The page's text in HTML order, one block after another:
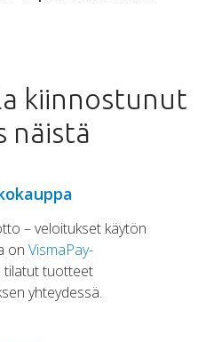
kiinnostunut
näistä
– veloitukset käytön
on VismaPay-
tilatut tuotteet
yhteydessä.